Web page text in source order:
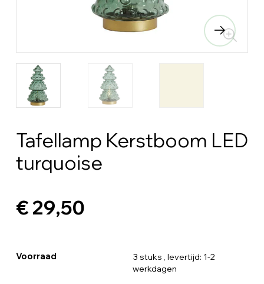
Tafellamp Kerstboom LED
turquoise
€ 29,50
Voorraad 3 stuks , levertijd: 1-2
werkdagen